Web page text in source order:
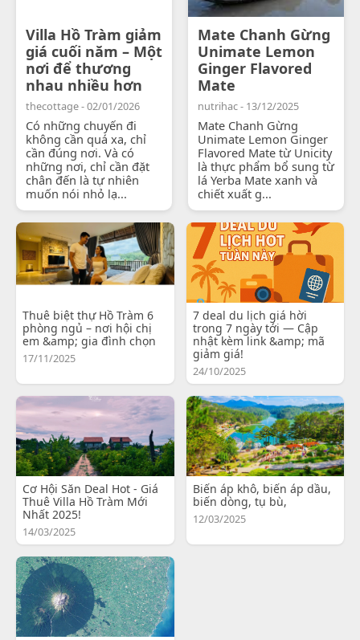
Villa Hồ Tràm giảm
giá cuối năm – Một
nơi để thương
nhau nhiều hơn
thecottage - 02/01/2026
Có những chuyến đi
không cần quá xa, chỉ
cần đúng nơi. Và có
những nơi, chỉ cần đặt
chân đến là tự nhiên
muốn nói nhỏ lạ...
Mate Chanh Gừng
Unimate Lemon
Ginger Flavored
Mate
nutrihac - 13/12/2025
Mate Chanh Gừng
Unimate Lemon Ginger
Flavored Mate từ Unicity
là thực phẩm bổ sung từ
lá Yerba Mate xanh và
chiết xuất g...
Thuê biệt thự Hồ Tràm 6
phòng ngủ – nơi hội chị
em &amp; gia đình chọn
17/11/2025
7 deal du lịch giá hời
trong 7 ngày tới — Cập
nhật kèm link &amp; mã
giảm giá!
24/10/2025
Cơ Hội Săn Deal Hot - Giá
Thuê Villa Hồ Tràm Mới
Nhất 2025!
14/03/2025
Biến áp khô, biến áp dầu,
biến dòng, tụ bù,
12/03/2025